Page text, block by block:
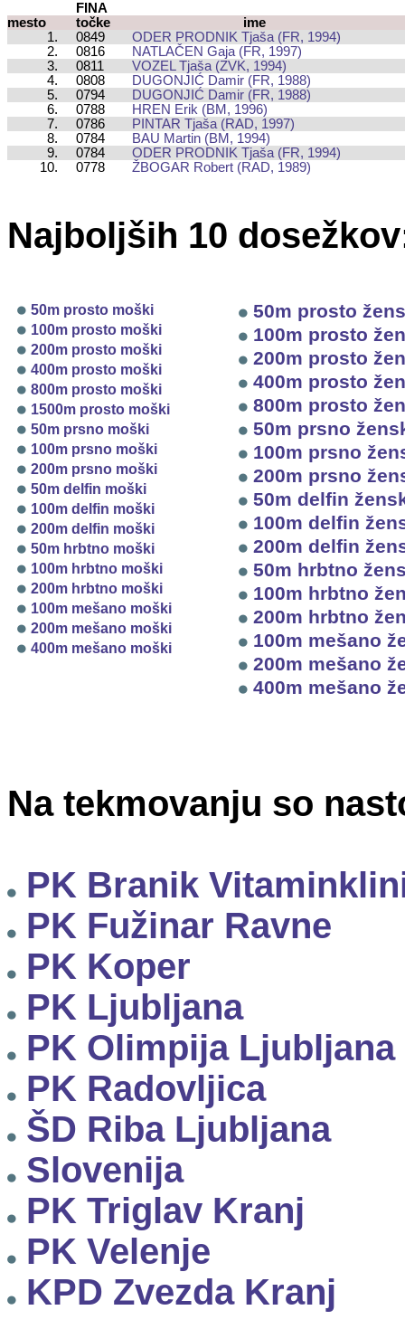
FINA
mesto
točke
ime
1. 0849
ODER PRODNIK Tjaša (FR, 1994)
2. 0816
NATLAČEN Gaja (FR, 1997)
3. 0811
VOZEL Tjaša (ZVK, 1994)
4. 0808
DUGONJIĆ Damir (FR, 1988)
5. 0794
DUGONJIĆ Damir (FR, 1988)
6. 0788
HREN Erik (BM, 1996)
7. 0786
PINTAR Tjaša (RAD, 1997)
8. 0784
BAU Martin (BM, 1994)
9. 0784
ODER PRODNIK Tjaša (FR, 1994)
10. 0778 ŽBOGAR Robert (RAD, 1989)
Najboljših 10 dosežkov
50m prosto moški
100m prosto moški
200m prosto moški
400m prosto moški
800m prosto moški
1500m prosto moški
50m prsno moški
100m prsno moški
200m prsno moški
50m delfin moški
100m delfin moški
200m delfin moški
50m hrbtno moški
100m hrbtno moški
200m hrbtno moški
100m mešano moški
200m mešano moški
400m mešano moški
50m prosto
100m prosto
200m prosto
400m prosto
800m prosto
50m prsno
100m prsno
200m prsno
50m delfin
100m delfin
200m delfin
50m hrbtno
100m hrbtno
200m hrbtno
100m mešano
200m mešano
400m mešano
Na tekmovanju so
PK Branik
PK Fužinar Ravne
PK Koper
PK Ljubljana
PK Olimpija Ljubljana
PK Radovljica
ŠD Riba Ljubljana
Slovenija
PK Triglav Kranj
PK Velenje
KPD Zvezda Kranj